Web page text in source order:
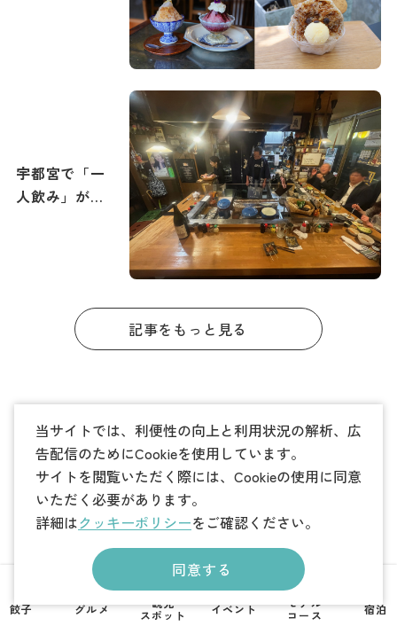
宇都宮で「一
人飲み」が楽
記事をもっと見る
市民ライター紹介
みかん
栃木県生まれ栃木県育ち。好きなものは
カ…
かりえ
日光市民でしたが結婚を機に宇都宮市民
に…
餃子 グルメ
観光
スポット
イベント
モデル
コース
宿泊
当サイトでは、利便性の向上と利用状況の解析、広
告配信のためにCookieを使用しています。
サイトを閲覧いただく際には、Cookieの使用に同意
いただく必要があります。
詳細はクッキーポリシーをご確認ください。
同意する